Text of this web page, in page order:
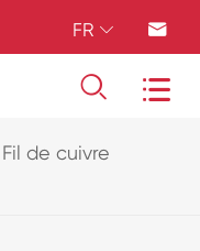
FR  
 
Fil de cuivre